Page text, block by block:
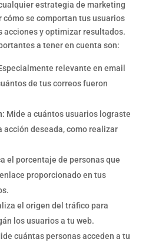
estrategia de marketing
cómo se comportan tus usuarios
acciones y optimizar resultados.
a tener en cuenta son:
relevante en email
de tus correos fueron
Mide a cuántos usuarios lograste
acción deseada, como realizar
el porcentaje de personas que
proporcionado en tus
el origen del tráfico para
los usuarios a tu web.
cuántas personas acceden a tu